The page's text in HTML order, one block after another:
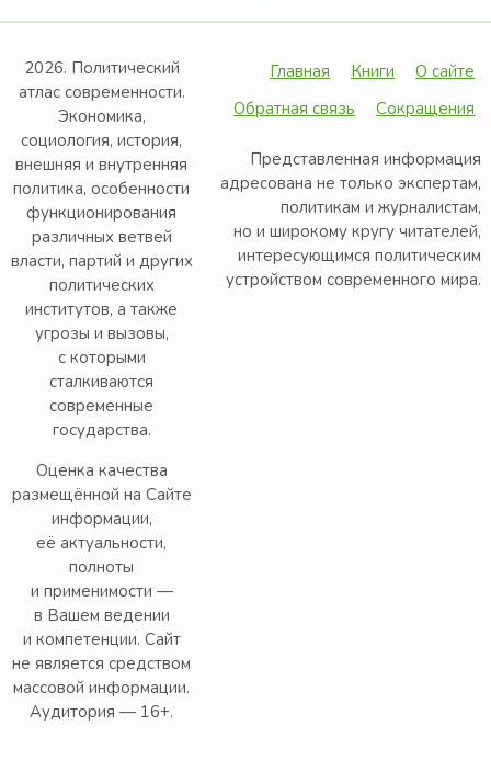
2026. Политический
атлас современности.
Экономика,
социология, история,
внешняя и внутренняя
политика, особенности
функционирования
различных ветвей
власти, партий и других
политических
институтов, а также
угрозы и вызовы,
с которыми
сталкиваются
современные
государства.
Оценка качества
размещённой на Сайте
информации,
её актуальности,
полноты
и применимости —
в Вашем ведении
и компетенции. Сайт
не является средством
массовой информации.
Аудитория — 16+.
Главная Книги
О сайте
Обратная связь
Сокращения
Представленная информация
адресована не только экспертам,
политикам и журналистам,
но и широкому кругу читателей,
интересующимся политическим
устройством современного мира.